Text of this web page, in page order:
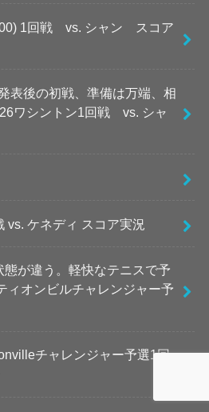
1回戦 vs. シャン スコア
表後の初戦、準備は万端、相
ワシントン1回戦 vs. シャ
vs. ケネディ スコア実況
が違う。軽快なテニスで予
ィオンビルチャレンジャー予
チャレンジャー予選1回